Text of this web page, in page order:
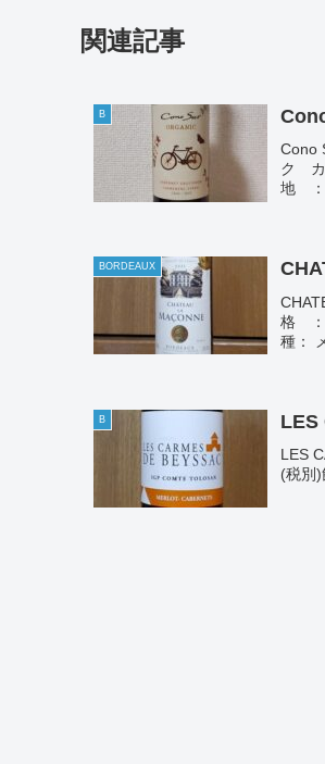
関連記事
B
Cono
ク カ
地 ：
BORDEAUX
格 ：
種：
B LES
LES
(税別